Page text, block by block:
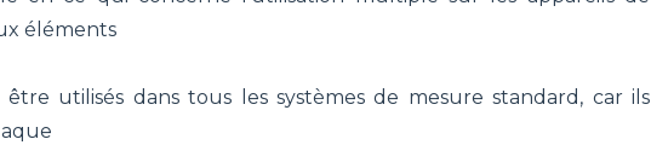
éléments
utilisés dans tous les systèmes de mesure standard, car ils